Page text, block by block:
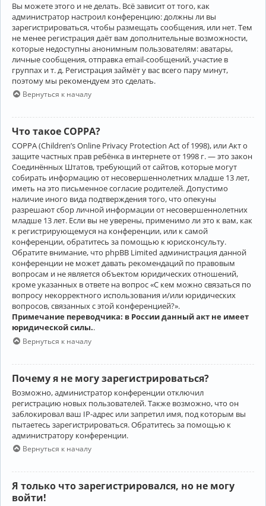
Вы можете этого и не делать. Всё зависит от того, как
администратор настроил конференцию: должны ли вы
зарегистрироваться, чтобы размещать сообщения, или нет. Тем
не менее регистрация даёт вам дополнительные возможности,
которые недоступны анонимным пользователям: аватары,
личные сообщения, отправка email-сообщений, участие в
группах и т. д. Регистрация займёт у вас всего пару минут,
поэтому мы рекомендуем это сделать.
Вернуться к началу
Что такое COPPA?
COPPA (Children’s Online Privacy Protection Act of 1998), или Акт о
защите частных прав ребёнка в интернете от 1998 г. — это закон
Соединённых Штатов, требующий от сайтов, которые могут
собирать информацию от несовершеннолетних младше 13 лет,
иметь на это письменное согласие родителей. Допустимо
наличие иного вида подтверждения того, что опекуны
разрешают сбор личной информации от несовершеннолетних
младше 13 лет. Если вы не уверены, применимо ли это к вам, как
к регистрирующемуся на конференции, или к самой
конференции, обратитесь за помощью к юрисконсульту.
Обратите внимание, что phpBB Limited администрация данной
конференции не может давать рекомендаций по правовым
вопросам и не является объектом юридических отношений,
кроме указанных в ответе на вопрос «С кем можно связаться по
вопросу некорректного использования и/или юридических
вопросов, связанных с этой конференцией?».
Примечание переводчика: в России данный акт не имеет
юридической силы..
Вернуться к началу
Почему я не могу зарегистрироваться?
Возможно, администратор конференции отключил
регистрацию новых пользователей. Также возможно, что он
заблокировал ваш IP-адрес или запретил имя, под которым вы
пытаетесь зарегистрироваться. Обратитесь за помощью к
администратору конференции.
Вернуться к началу
Я только что зарегистрировался, но не могу
войти!